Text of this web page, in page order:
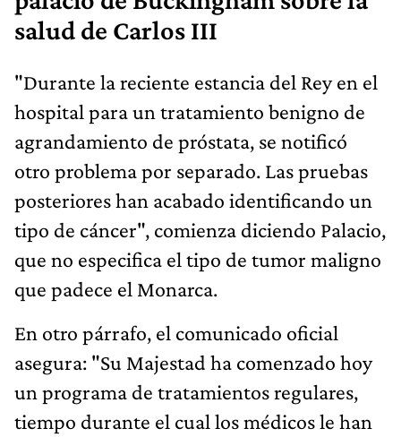
salud de Carlos III
"Durante la reciente estancia del Rey en el
hospital para un tratamiento benigno de
agrandamiento de próstata, se notificó
otro problema por separado. Las pruebas
posteriores han acabado identificando un
tipo de cáncer", comienza diciendo Palacio,
que no especifica el tipo de tumor maligno
que padece el Monarca.
En otro párrafo, el comunicado oficial
asegura: "Su Majestad ha comenzado hoy
un programa de tratamientos regulares,
tiempo durante el cual los médicos le han